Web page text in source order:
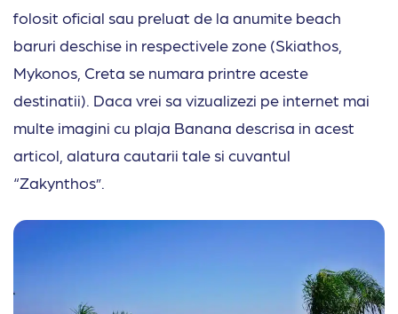
folosit oficial sau preluat de la anumite beach
baruri deschise in respectivele zone (Skiathos,
Mykonos, Creta se numara printre aceste
destinatii). Daca vrei sa vizualizezi pe internet mai
multe imagini cu plaja Banana descrisa in acest
articol, alatura cautarii tale si cuvantul
“Zakynthos”.